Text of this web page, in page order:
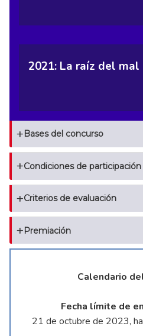
2021: La raíz del mal
Bases del concurso
Condiciones de participación
Criterios de evaluación
Premiación
Calendario
Fecha límite de
21 de octubre de 2023,